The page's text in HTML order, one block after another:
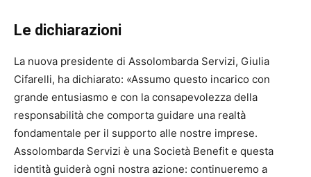
Le dichiarazioni
La nuova presidente di Assolombarda Servizi, Giulia
Cifarelli, ha dichiarato: «Assumo questo incarico con
grande entusiasmo e con la consapevolezza della
responsabilità che comporta guidare una realtà
fondamentale per il supporto alle nostre imprese.
Assolombarda Servizi è una Società Benefit e questa
identità guiderà ogni nostra azione: continueremo a